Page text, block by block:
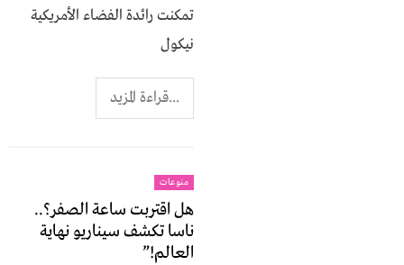
تمكنت رائدة الفضاء الأمريكية
نيكول
...قراءة المزيد
منوعات
هل اقتربت ساعة الصفر؟..
ناسا تكشف سيناريو نهاية
العالم!”